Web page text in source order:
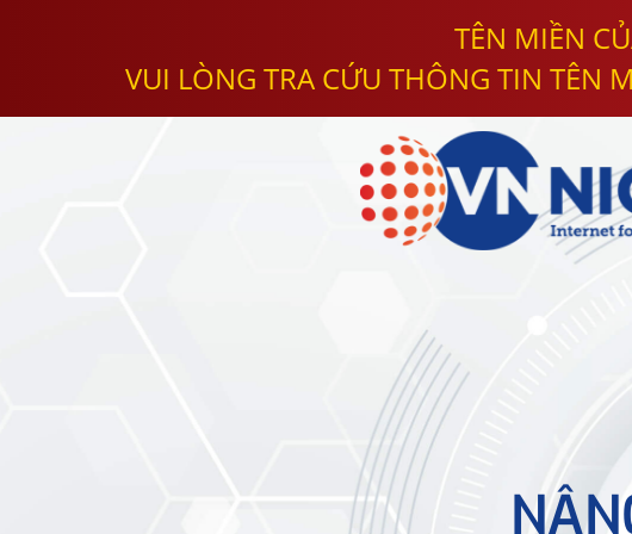
TÊN MIỀN
VUI LÒNG TRA CỨU THÔNG TIN TÊN